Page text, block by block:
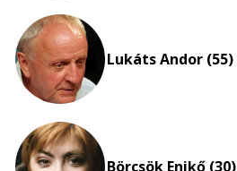
Lukáts Andor (55)
Börcsök Enikő (30)